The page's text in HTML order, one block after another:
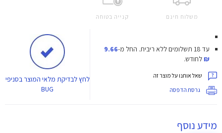
משלוח חינם קנייה בטוחה
עד 18 תשלומים ללא ריבית. החל מ-9.66
₪לחודש.
שאל אותנו על מוצר זה
גרסת הדפסה
לחץלבדיקת מלאי המוצר בסניפי
BUG
מידע נוסף